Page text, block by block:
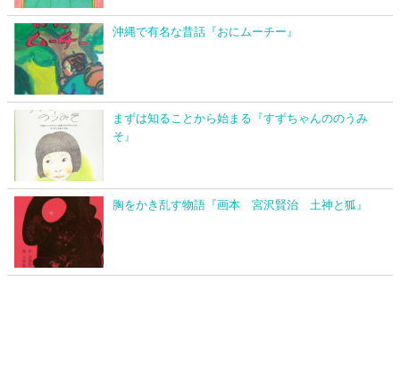
沖縄で有名な昔話『おにムーチー』
まずは知ることから始まる『すずちゃんののうみ
そ』
胸をかき乱す物語『画本 宮沢賢治 土神と狐』